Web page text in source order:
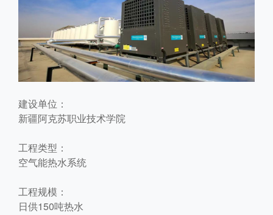
建设单位：
新疆阿克苏职业技术学院
工程类型：
空气能热水系统
工程规模：
日供150吨热水